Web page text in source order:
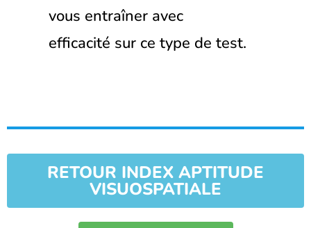
vous entraîner avec
efficacité sur ce type de test.
RETOUR INDEX APTITUDE
VISUOSPATIALE